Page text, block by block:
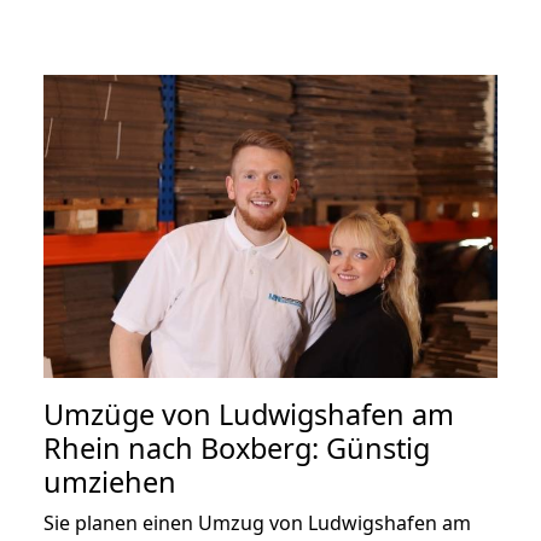
Umzüge von Ludwigshafen am
Rhein nach Boxberg: Günstig
umziehen
Sie planen einen Umzug von Ludwigshafen am